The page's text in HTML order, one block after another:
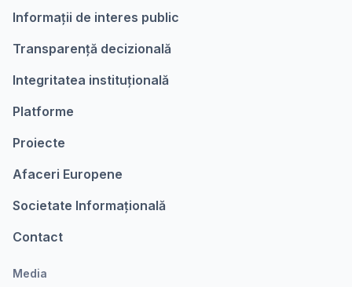
Informații de interes public
Transparență decizională
Integritatea instituțională
Platforme
Proiecte
Afaceri Europene
Societate Informațională
Contact
Media